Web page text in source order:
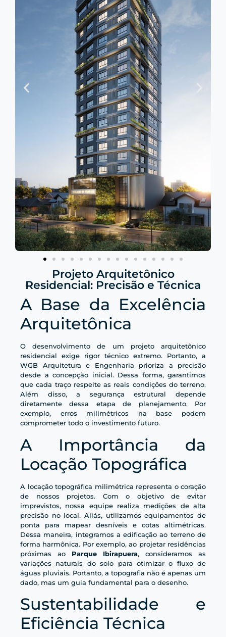
Projeto Arquitetônico
Residencial: Precisão e Técnica
A Base da Excelência
Arquitetônica
O desenvolvimento de um projeto arquitetônico
residencial exige rigor técnico extremo. Portanto, a
WGB Arquitetura e Engenharia prioriza a precisão
desde a concepção inicial. Dessa forma, garantimos
que cada traço respeite as reais condições do terreno.
Além disso, a segurança estrutural depende
diretamente dessa etapa de planejamento. Por
exemplo, erros milimétricos na base podem
comprometer todo o investimento futuro.
A Importância da
Locação Topográfica
A locação topográfica milimétrica representa o coração
de nossos projetos. Com o objetivo de evitar
imprevistos, nossa equipe realiza medições de alta
precisão no local. Aliás, utilizamos equipamentos de
ponta para mapear desníveis e cotas altimétricas.
Dessa maneira, integramos a edificação ao terreno de
forma harmônica. Por exemplo, ao projetar residências
próximas ao Parque Ibirapuera, consideramos as
variações naturais do solo para otimizar o fluxo de
águas pluviais. Portanto, a topografia não é apenas um
dado, mas um guia fundamental para o desenho.
Sustentabilidade e
Eficiência Técnica